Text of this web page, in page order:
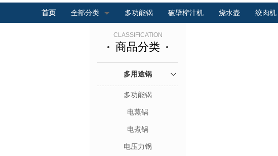
首页 全部分类 多功能锅 破壁榨汁机 烧水壶 绞肉机
CLASSIFICATION
商品分类
多用途锅
多功能锅
电蒸锅
电煮锅
电压力锅